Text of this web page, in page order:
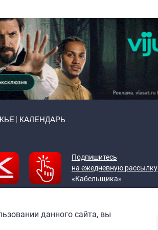
КАЛЕНДАРЬ
Подпишитесь
на ежедневную рассылку
«Кабельщика»
данного сайта, вы